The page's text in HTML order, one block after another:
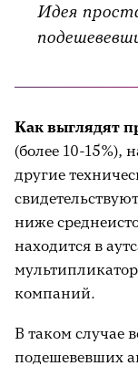
Идея
Как выглядят
(более 10-15%),
другие
ниже
находится в
компаний.
В таком случае
подешевевших